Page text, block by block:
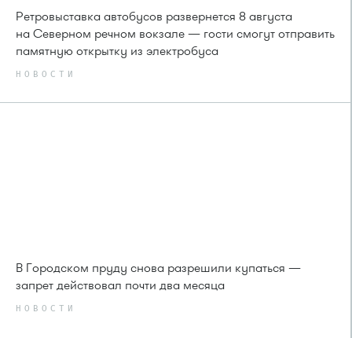
Ретровыставка автобусов развернется 8 августа
на Северном речном вокзале — гости смогут отправить
памятную открытку из электробуса
НОВОСТИ
В Городском пруду снова разрешили купаться —
запрет действовал почти два месяца
НОВОСТИ